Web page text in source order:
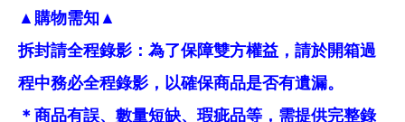
▲購物需知▲
拆封請全程錄影：為了保障雙方權益，請於開箱過
程中務必全程錄影，以確保商品是否有遺漏。
＊商品有誤、數量短缺、瑕疵品等，需提供完整錄